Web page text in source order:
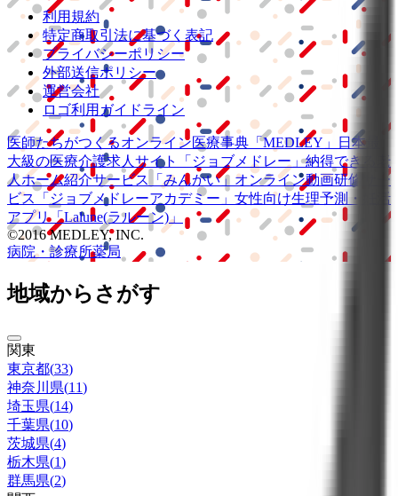
利用規約
特定商取引法に基づく表記
プライバシーポリシー
外部送信ポリシー
運営会社
ロゴ利用ガイドライン
医師たちがつくるオンライン医療事典 「MEDLEY」
日本最
大級の医療介護求人サイト 「ジョブメドレー」納得できる
老
人ホーム紹介サービス
「みんかい」 オンライン動画研修サー
ビス
「ジョブメドレーアカデミー」 女性向け生理予測・妊活
アプリ「Lalune(ラルーン)」
©2016 MEDLEY, INC.
病院・診療所薬局
地域からさがす
関東
東京都(33)
神奈川県(11)
埼玉県(14)
千葉県(10)
茨城県(4)
栃木県(1)
群馬県(2)